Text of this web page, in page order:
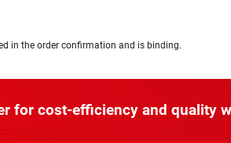
in the order confirmation and is binding.
for cost-efficiency and quality